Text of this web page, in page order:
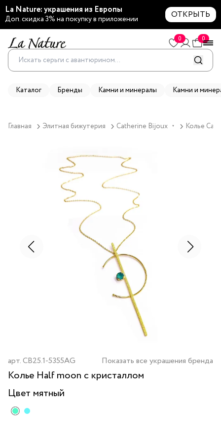
La Nature: украшения из Европы
Доп. скидка 3% на покупку в приложении ОТКРЫТЬ
0 0
Каталог Бренды Камни и минералы Камни и
Главная Элитная бижутерия Catherine Bijoux ▼ Колье
арт.CB25.1-5355AG Показать все украшения бренда
Колье Half moon с кристаллом
Цвет мятный